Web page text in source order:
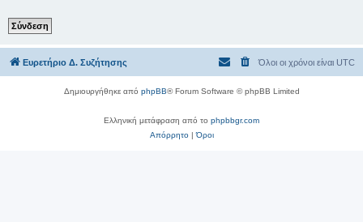
Ευρετήριο Δ. Συζήτησης Όλοι οι χρόνοι είναι UTC
Δημιουργήθηκε από phpBB® Forum Software © phpBB Limited
Ελληνική μετάφραση από το phpbbgr.com
Απόρρητο|Όροι